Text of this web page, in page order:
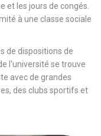
les jours de congés.
à une classe sociale
de dispositions de
l'université se trouve
avec de grandes
des clubs sportifs et